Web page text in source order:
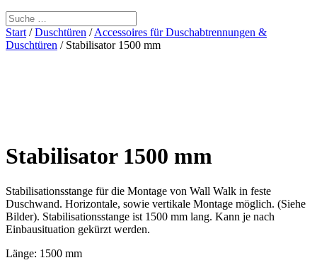
Start /Duschtüren /Accessoires für Duschabtrennungen &
Duschtüren / Stabilisator 1500 mm
Stabilisator 1500 mm
Stabilisationsstange für die Montage von Wall Walk in feste
Duschwand. Horizontale, sowie vertikale Montage möglich. (Siehe
Bilder). Stabilisationsstange ist 1500 mm lang. Kann je nach
Einbausituation gekürzt werden.
Länge: 1500 mm